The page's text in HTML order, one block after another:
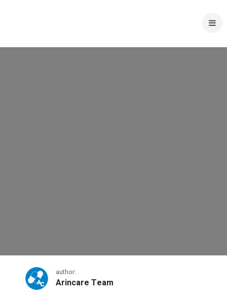
author:
Arincare Team